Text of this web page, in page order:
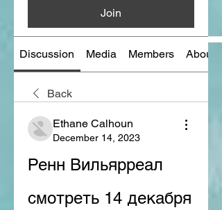
Join
Discussion Media Members About
Back
Ethane Calhoun
December 14, 2023
Ренн Вильярреал
смотреть 14 декабря